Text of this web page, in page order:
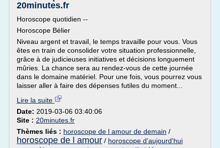
20minutes.fr
Horoscope quotidien --
Horoscope Bélier
Niveau argent et travail, le temps travaille pour vous. Vous
êtes en train de consolider votre situation professionnelle,
grâce à de judicieuses initiatives et décisions longuement
mûries. La chance sera au rendez-vous de cette journée
dans le domaine matériel. Pour une fois, vous pourrez vous
laisser aller à faire des dépenses futiles du moment...
Lire la suite
Date: 2019-03-06 03:40:06
Site : 20minutes.fr
Thèmes liés : horoscope de l amour de demain /
horoscope de l amour / horoscope d'aujourd'hui